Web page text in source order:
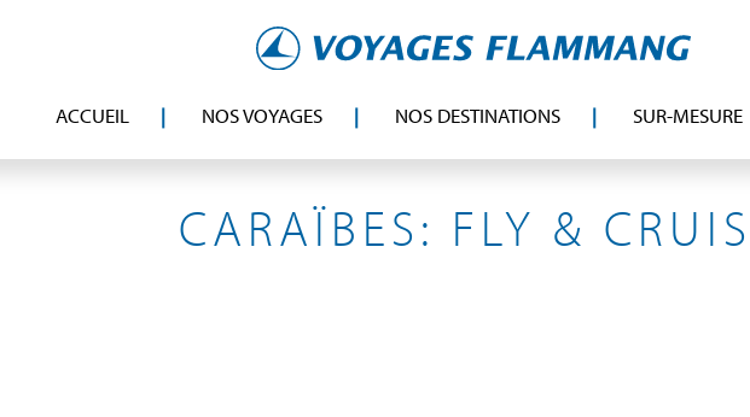
ACCUEIL NOS VOYAGES NOS DESTINATIONS SUR-MESURE
CARAÏBES: FLY &